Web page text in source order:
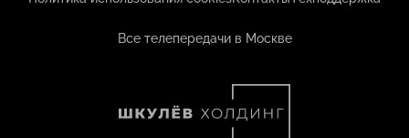
Все телепередачи в Москве